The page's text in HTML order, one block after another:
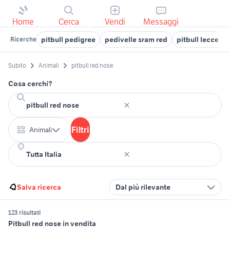
Home Cerca Vendi Messaggi
Ricerche pitbull pedigree pedivelle sram red pitbull lecce
Subito Animali pitbull red nose
Cosa cerchi?
Animali Filtri
Salva ricerca Dal più rilevante
123 risultati
Pitbull red nose in vendita